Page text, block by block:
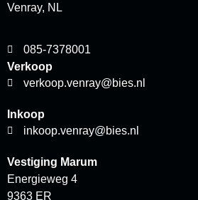
Venray, NL
085-7378001
Verkoop
verkoop.venray@bies.nl
Inkoop
inkoop.venray@bies.nl
Vestiging Marum
Energieweg 4
9363 ER